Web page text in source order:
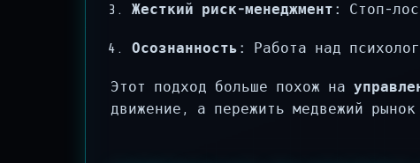
Жесткий риск-менеджмент: Стоп-
Осознанность: Работа над
Этот подход больше похож на
движение, а пережить медвежий